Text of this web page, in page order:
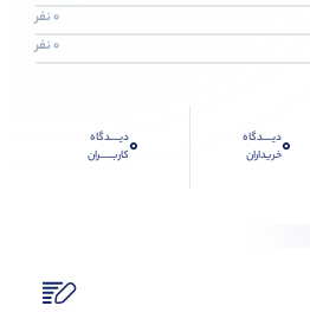
0 نفر
0 نفر
0دیــــدگاه
خریداران
0دیــــدگاه
کاربـــــران